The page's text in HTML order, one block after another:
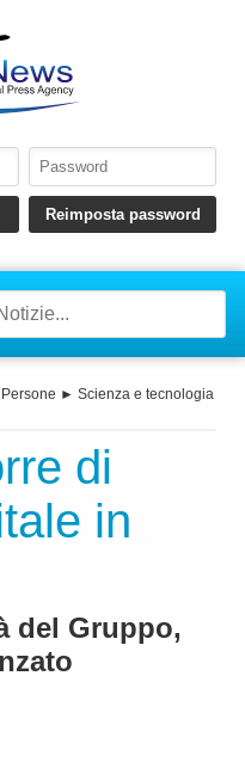
Persone ► Scienza e tecnologia
di
in
del Gruppo,